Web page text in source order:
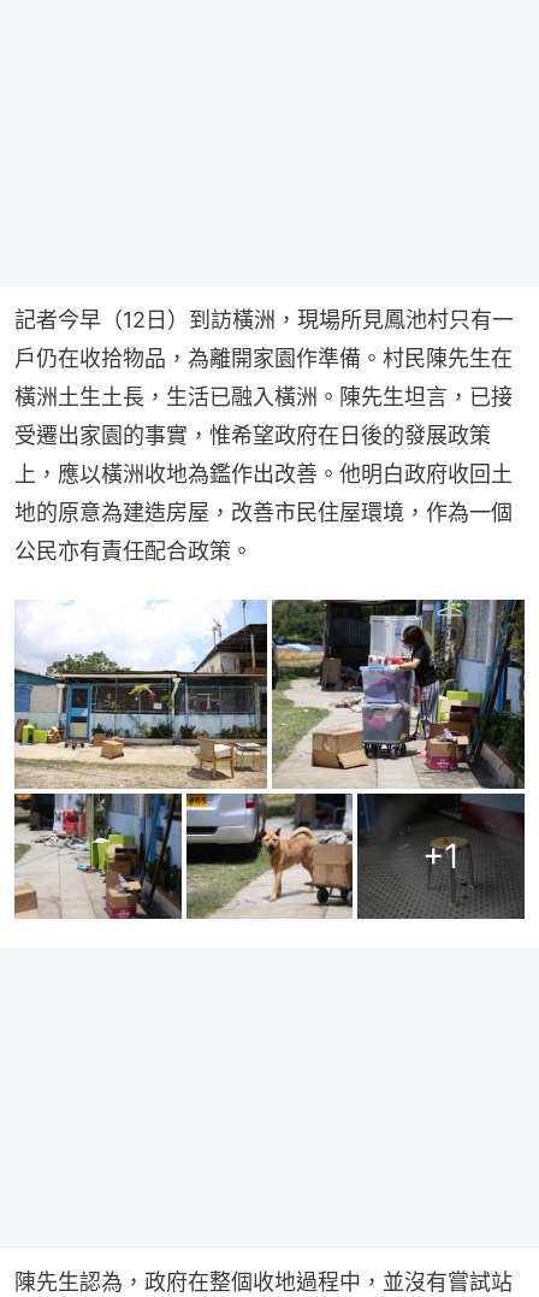
記者今早（12日）到訪橫洲，現場所見鳳池村只有一
戶仍在收拾物品，為離開家園作準備。村民陳先生在
橫洲土生土長，生活已融入橫洲。陳先生坦言，已接
受遷出家園的事實，惟希望政府在日後的發展政策
上，應以橫洲收地為鑑作出改善。他明白政府收回土
地的原意為建造房屋，改善市民住屋環境，作為一個
公民亦有責任配合政策。
+1
陳先生認為，政府在整個收地過程中，並沒有嘗試站